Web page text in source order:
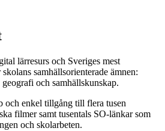
lärresurs och Sveriges mest
samhällsorienterade ämnen:
och samhällskunskap.
och enkel tillgång till flera tusen
filmer samt tusentals SO-länkar som
och skolarbeten.